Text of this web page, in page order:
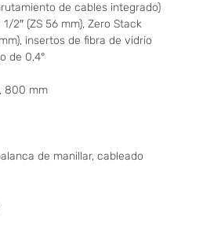
de cables integrado)
2″ (ZS 56 mm), Zero Stack
insertos de fibra de vidrio
de 0,4°
800 mm
de manillar, cableado